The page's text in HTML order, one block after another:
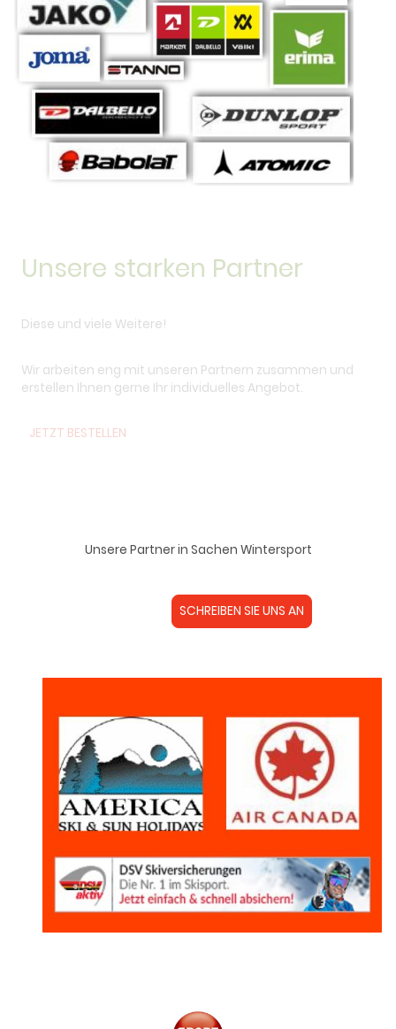
Unsere starken Partner
Diese und viele Weitere!
Wir arbeiten eng mit unseren Partnern zusammen und
erstellen Ihnen gerne Ihr individuelles Angebot.
JETZT BESTELLEN
Unsere Partner in Sachen Wintersport
SCHREIBEN SIE UNS AN